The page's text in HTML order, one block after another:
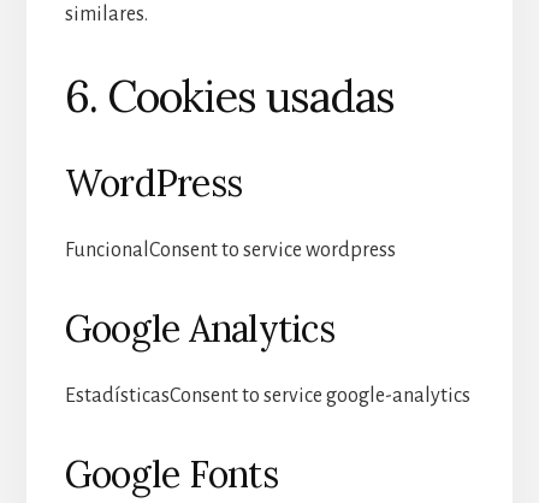
similares.
6. Cookies usadas
WordPress
FuncionalConsent to service wordpress
Google Analytics
EstadísticasConsent to service google-analytics
Google Fonts